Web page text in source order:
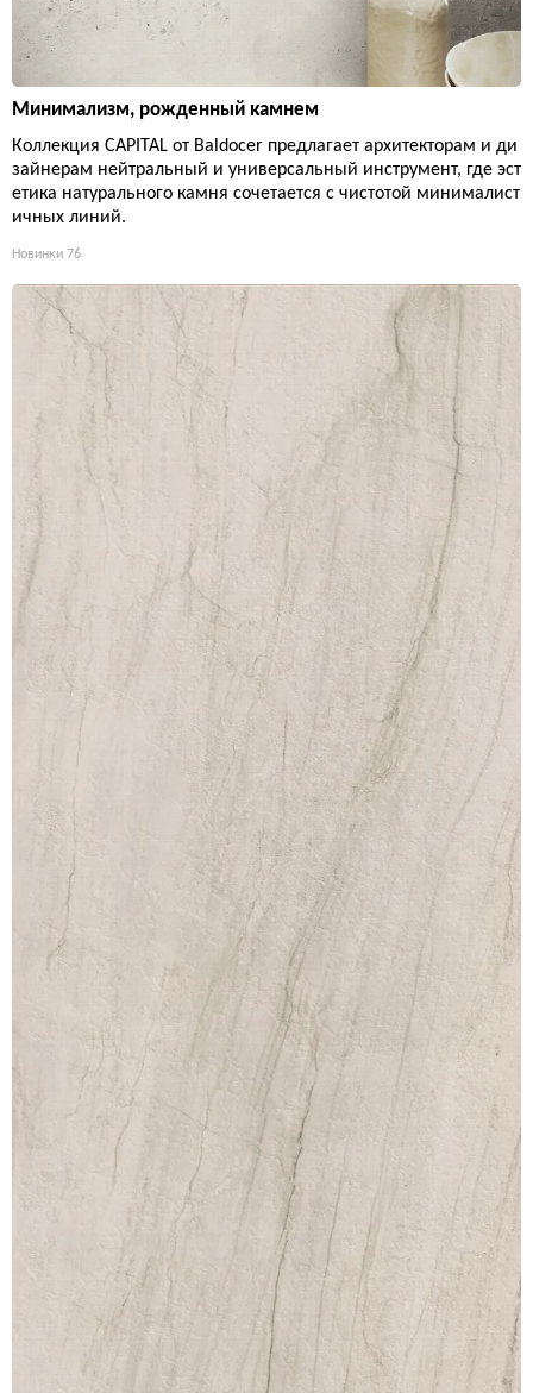
Минимализм, рожденный камнем
Коллекция CAPITAL от Baldocer предлагает архитекторам и ди
зайнерам нейтральный и универсальный инструмент, где эст
етика натурального камня сочетается с чистотой минималист
ичных линий.
Новинки 76